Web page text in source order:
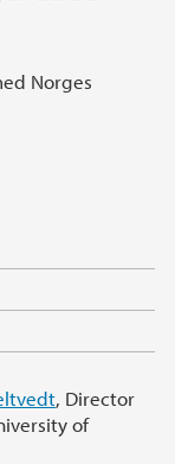
Norges
, Director
of